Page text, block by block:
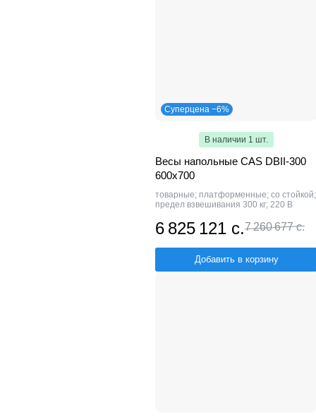
Суперцена −6%
В наличии 1 шт.
Весы напольные CAS DBII-300
600x700
товарные; платформенные; со стойкой;
предел взвешивания 300 кг; 220 В
6 825 121 с.7 260 677 с.
Добавить в корзину